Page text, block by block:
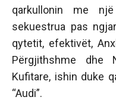
qarkullonin me
sekuestrua pas
qytetit, efektivët,
Përgjithshme dhe
Kufitare, ishin duke
“Audi”.